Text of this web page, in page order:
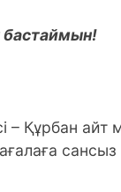
бастаймын!
– Құрбан айт